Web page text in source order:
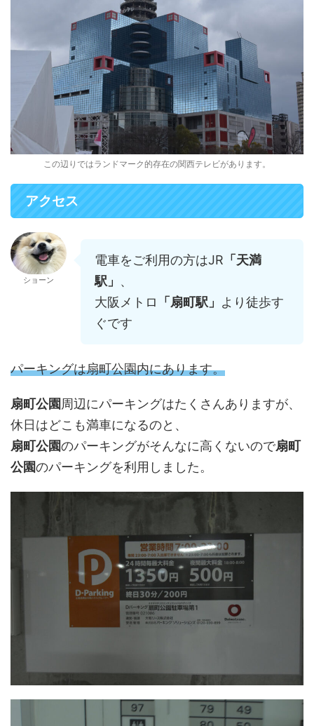
この辺りではランドマーク的存在の関西テレビがあります。
アクセス
ショーン
電車をご利用の方はJR 「天満
駅」 、
大阪メトロ
「扇町駅」 より徒歩す
ぐです
パーキングは扇町公園内にあります。
扇町公園周辺にパーキングはたくさんありますが、
休日はどこも満車になるのと、
扇町公園のパーキングがそんなに高くないので扇町
公園のパーキングを利用しました。